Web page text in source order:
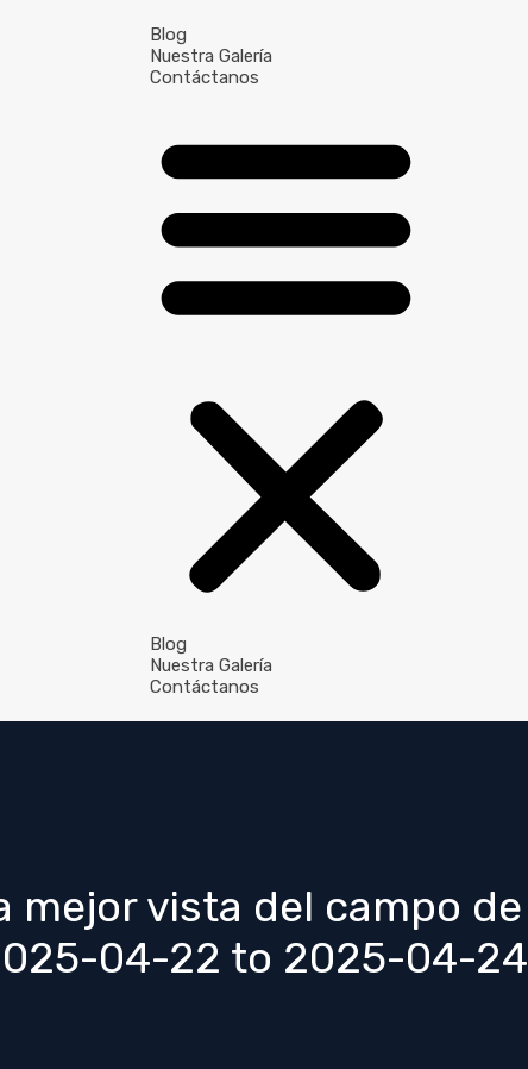
Blog
Nuestra Galería
Contáctanos
Blog
Nuestra Galería
Contáctanos
mejor vista del campo de
04-22 to 2025-04-24